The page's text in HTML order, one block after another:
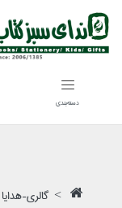
دسته‌بندي
گالري-هدايا